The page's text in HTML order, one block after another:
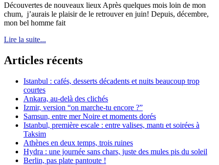
Découvertes de nouveaux lieux Après quelques mois loin de mon
chum, j’aurais le plaisir de le retrouver en juin! Depuis, décembre,
mon bel homme fait
Lire la suite...
Articles récents
Istanbul : cafés, desserts décadents et nuits beaucoup trop
courtes
Ankara, au-delà des clichés
Izmir, version “on marche-tu encore ?”
Samsun, entre mer Noire et moments dorés
Istanbul, première escale : entre valises, mantı et soirées à
Taksim
Athènes en deux temps, trois ruines
Hydra : une journée sans chars, juste des mules pis du soleil
Berlin, pas plate pantoute !